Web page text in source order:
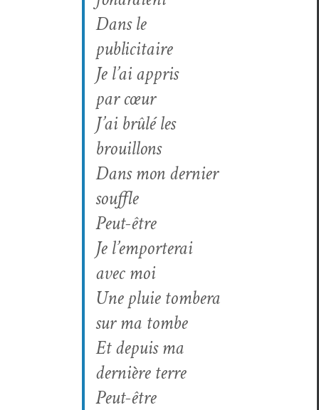
Dans le
publicitaire
Je l’ai appris
par cœur
J’ai brûlé les
brouillons
Dans mon dernier
souffle
Peut-être
Je l’emporterai
avec moi
Une pluie tombera
sur ma tombe
Et depuis ma
dernière terre
Peut-être